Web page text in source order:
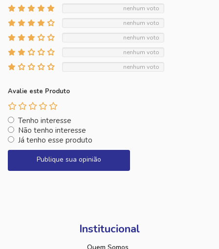
nenhum voto
nenhum voto
nenhum voto
nenhum voto
nenhum voto
Avalie este Produto
Tenho interesse
Não tenho interesse
Já tenho esse produto
Publique sua opinião
Institucional